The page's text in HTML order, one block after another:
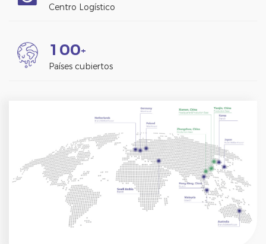
Centro Logístico
1 00+
Países cubiertos